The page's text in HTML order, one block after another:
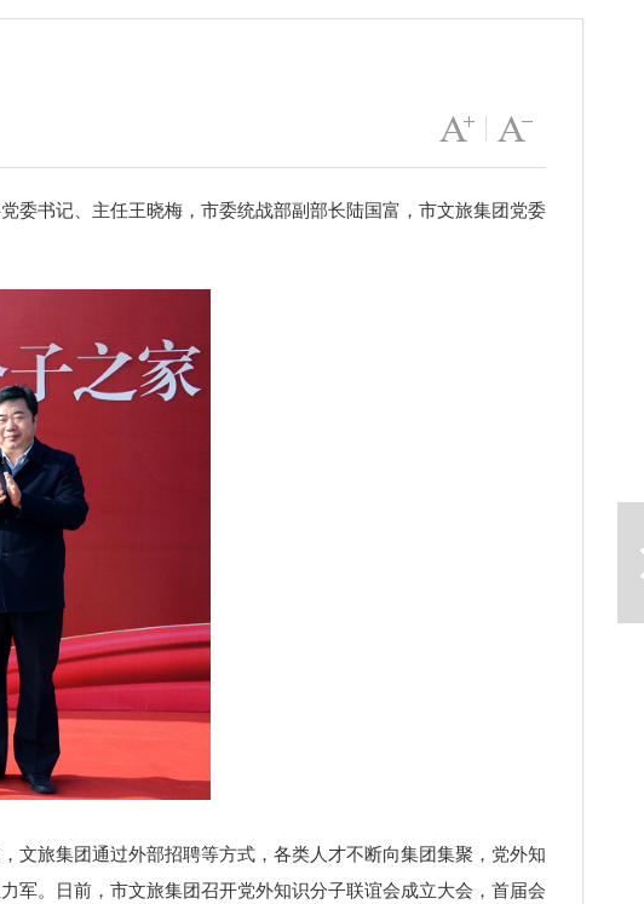
字号变小
书记、主任王晓梅，市委统战部副部长陆国富，市文旅集团党委
旅集团通过外部招聘等方式，各类人才不断向集团集聚，党外知
军。日前，市文旅集团召开党外知识分子联谊会成立大会，首届会